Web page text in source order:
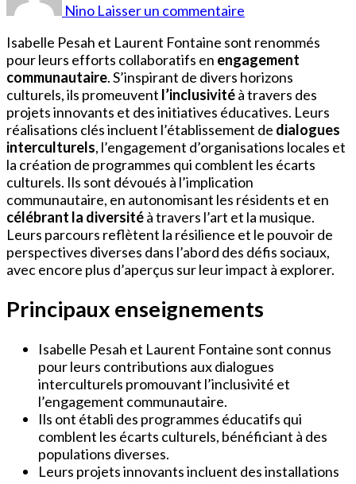
Nino Laisser un commentaire
et
Laurent
Fontaine
Isabelle Pesah et Laurent Fontaine sont renommés
pour leurs efforts collaboratifs en engagement
communautaire. S’inspirant de divers horizons
culturels, ils promeuvent l’inclusivitéà travers des
projets innovants et des initiatives éducatives. Leurs
réalisations clés incluent l’établissement de dialogues
interculturels, l’engagement d’organisations locales et
la création de programmes qui comblent les écarts
culturels. Ils sont dévoués à l’implication
communautaire, en autonomisant les résidents et en
célébrant la diversitéà travers l’art et la musique.
Leurs parcours reflètent la résilience et le pouvoir de
perspectives diverses dans l’abord des défis sociaux,
avec encore plus d’aperçus sur leur impact à explorer.
Principaux enseignements
Isabelle Pesah et Laurent Fontaine sont connus
pour leurs contributions aux dialogues
interculturels promouvant l’inclusivité et
l’engagement communautaire.
Ils ont établi des programmes éducatifs qui
comblent les écarts culturels, bénéficiant à des
populations diverses.
Leurs projets innovants incluent des installations